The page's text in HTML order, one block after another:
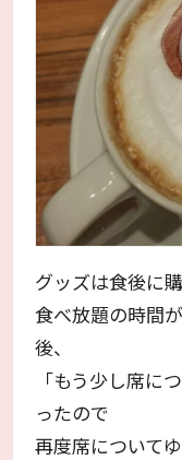
グッズは食後に
食べ放題の時間
後、
「もう少し席に
ったので
再度席について